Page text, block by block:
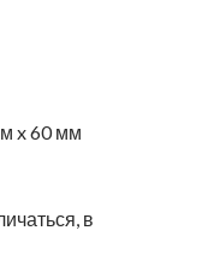
x 60 мм
в